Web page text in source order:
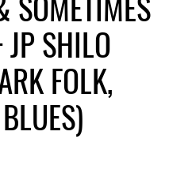
SHILO
FOLK,